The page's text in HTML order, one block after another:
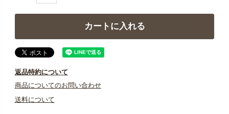
カートに入れる
返品特約について
商品についてのお問い合わせ
送料について